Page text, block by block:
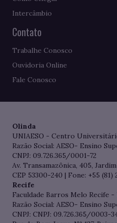
Intercâmbio
Contato
Trabalhe Conosco
Ouvidoria Online
Fale Conosco
Olinda
UNIAESO - Centro
Razão Social: AESO- Ensino
CNPJ: 09.726.365/0001-72
Av. Transamazônica, 405,
CEP 53300-240 | Fone: +55 (81)
Recife
Faculdade Barros Melo Recife -
Razão Social: AESO- Ensino
CNPJ: CNPJ: 09.726.365/0003-